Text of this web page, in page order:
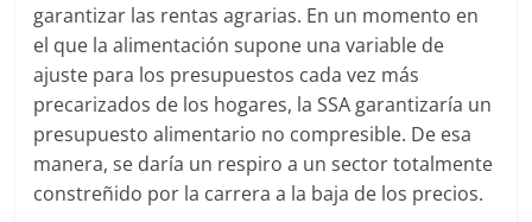
garantizar las rentas agrarias. En un momento en
el que la alimentación supone una variable de
ajuste para los presupuestos cada vez más
precarizados de los hogares, la SSA garantizaría un
presupuesto alimentario no compresible. De esa
manera, se daría un respiro a un sector totalmente
constreñido por la carrera a la baja de los precios.